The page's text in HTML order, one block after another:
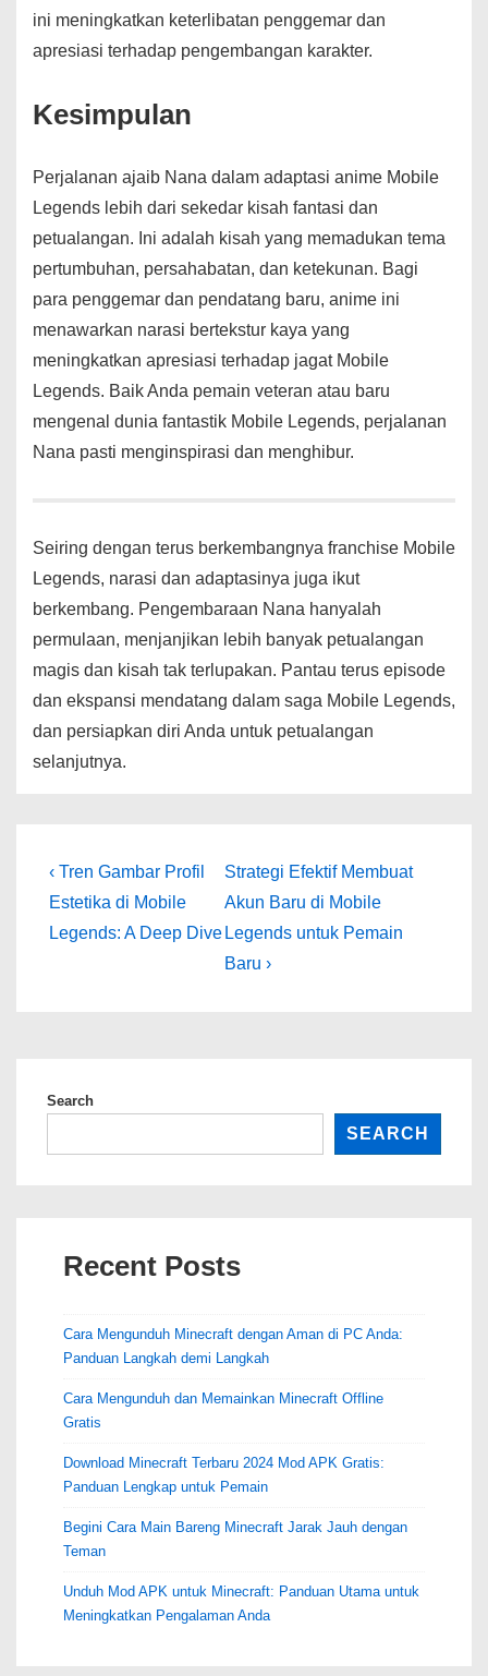
ini meningkatkan keterlibatan penggemar dan
apresiasi terhadap pengembangan karakter.
Kesimpulan
Perjalanan ajaib Nana dalam adaptasi anime Mobile
Legends lebih dari sekedar kisah fantasi dan
petualangan. Ini adalah kisah yang memadukan tema
pertumbuhan, persahabatan, dan ketekunan. Bagi
para penggemar dan pendatang baru, anime ini
menawarkan narasi bertekstur kaya yang
meningkatkan apresiasi terhadap jagat Mobile
Legends. Baik Anda pemain veteran atau baru
mengenal dunia fantastik Mobile Legends, perjalanan
Nana pasti menginspirasi dan menghibur.
Seiring dengan terus berkembangnya franchise Mobile
Legends, narasi dan adaptasinya juga ikut
berkembang. Pengembaraan Nana hanyalah
permulaan, menjanjikan lebih banyak petualangan
magis dan kisah tak terlupakan. Pantau terus episode
dan ekspansi mendatang dalam saga Mobile Legends,
dan persiapkan diri Anda untuk petualangan
selanjutnya.
Post
navigation
Previous
Post
is
‹ Tren Gambar Profil
Estetika di Mobile
Legends: A Deep Dive
Next
Post
is
Strategi Efektif Membuat
Akun Baru di Mobile
Legends untuk Pemain
Baru ›
Search
SEARCH
Recent Posts
Cara Mengunduh Minecraft dengan Aman di PC Anda:
Panduan Langkah demi Langkah
Cara Mengunduh dan Memainkan Minecraft Offline
Gratis
Download Minecraft Terbaru 2024 Mod APK Gratis:
Panduan Lengkap untuk Pemain
Begini Cara Main Bareng Minecraft Jarak Jauh dengan
Teman
Unduh Mod APK untuk Minecraft: Panduan Utama untuk
Meningkatkan Pengalaman Anda